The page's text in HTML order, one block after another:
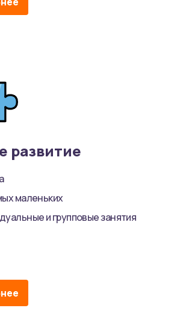
развитие
маленьких
и групповые занятия